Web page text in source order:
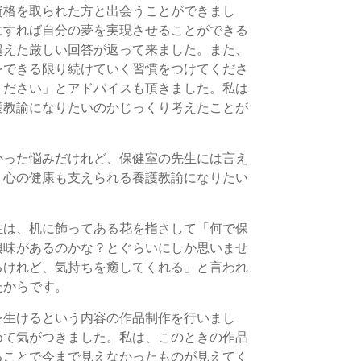
を取られた方と出会うことができまし
れば自分の夢を実現させることができる
た厳しい回答が返って来ました。また、
きる限り続けていく習慣をつけてくださ
さい」とアドバイスも頂きました。私は
諭になりたいのかじっくり考えたことが
た悩みだけれど、保健室の先生には言え
の健康も支えられる養護教諭になりたい
、机に飾ってある花を指さして「何で保
があるのかな？とぐらいにしか思いませ
れど、気持ちを癒してくれる」と言われ
らです。
けるという内容の作品制作を行いまし
気がつきました。私は、このときの作品
とで今まで見えなかったものが見えてく